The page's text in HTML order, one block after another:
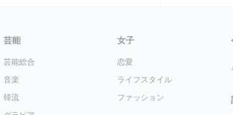
芸能
芸能総合
音楽
韓流
女子
恋愛
ライフスタイル
ファッション